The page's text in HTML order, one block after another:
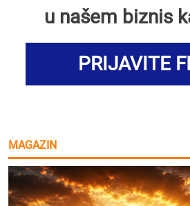
u našem biznis
PRIJAVITE
MAGAZIN